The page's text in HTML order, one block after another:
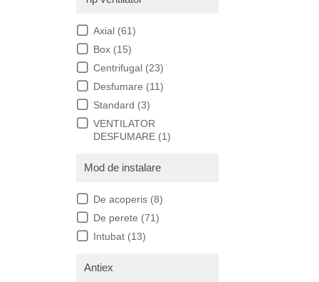
Axial (61)
Box (15)
Centrifugal (23)
Desfumare (11)
Standard (3)
VENTILATOR
DESFUMARE (1)
Mod de instalare
De acoperis (8)
De perete (71)
Intubat (13)
Antiex